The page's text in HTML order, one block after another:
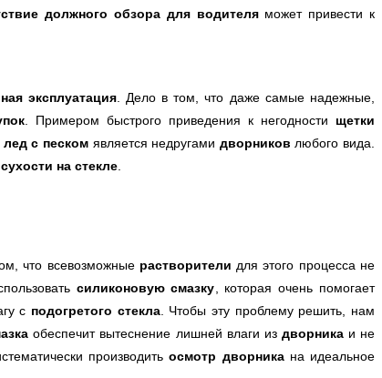
должного обзора для водителяможет привести к
эксплуатация. Дело в том, что даже самые надежные,
. Примером быстрого приведения к негодности щетки
лед с песком является недругами дворниковлюбого вида.
сухости на стекле.
что всевозможные растворителидля этого процесса не
силиконовую смазку, которая очень помогает
с подогретого стекла. Чтобы эту проблему решить, нам
обеспечит вытеснение лишней влаги из дворника и не
производитьосмотр дворникана идеальное